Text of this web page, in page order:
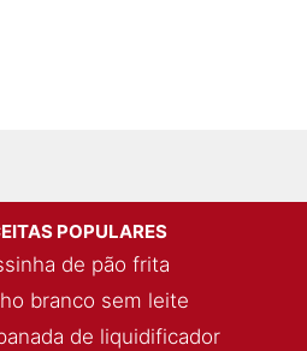
POPULARES
de pão frita
branco sem leite
de liquidificador